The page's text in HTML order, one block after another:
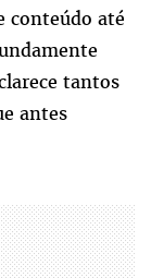
conteúdo até
tantos
antes